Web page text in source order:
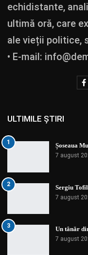
echidistante,
ultimă oră, care
ale vieții politice,
• E-mail:
ULTIMILE ȘTIRI
1 Șoseaua
7 august
2 Sergiu
7 august
3 Un tânăr
7 august